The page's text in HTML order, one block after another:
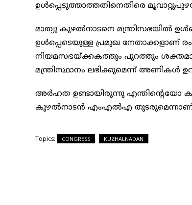
ഉൾപ്പെടുത്താത്തതിനെതിരെ
മാത്യു കുഴൽനാടനെ മന്ത്രിസഭയിൽ
ഉൾപ്പെടെയുള്ള പ്രമുഖ നേതാക്കളാണ്
നിയമസഭയ്ക്കകത്തും പുറത്തും ശക്തമായ
മന്ത്രിസ്ഥാനം ലഭിക്കുമെന്ന് അണികൾ
അർഹത ഉണ്ടായിരുന്നു എന്തിൻ്റെയോ
കുഴൽനാടൻ എംഎൽഎ തുടരുമെന്നാണ്
Topics: CONGRESS KUZHALNADAN